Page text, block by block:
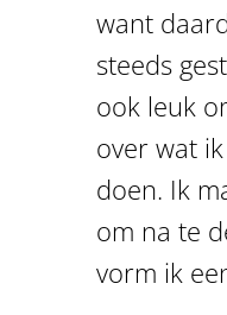
want
steeds
ook leuk
over wat
doen. Ik
om na te
vorm ik